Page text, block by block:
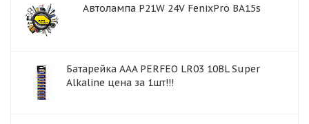
Автолампа P21W 24V FenixPro BA15s
Батарейка AAA PERFEO LR03 10BL Super
Alkaline цена за 1шт!!!